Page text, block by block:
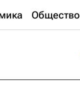
Общество